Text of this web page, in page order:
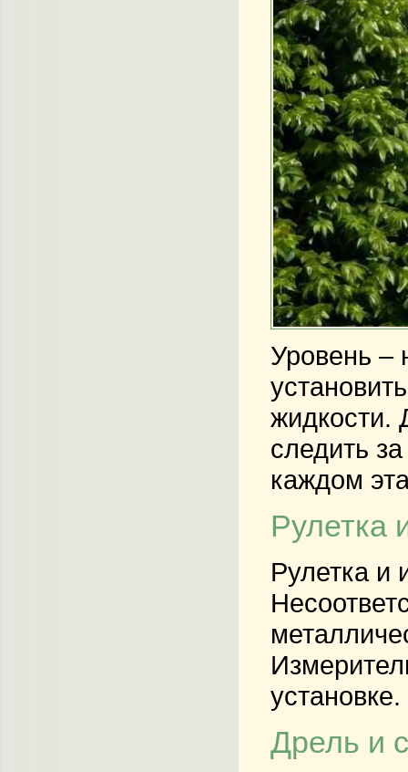
Уровень –
жидкости.
следить
каждом
Рулетка
Рулетка и
установке.
Дрель и